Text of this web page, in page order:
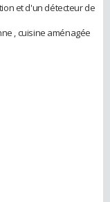
et d'un détecteur de
, cuisine aménagée